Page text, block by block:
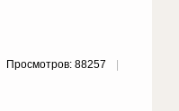
Просмотров: 88257